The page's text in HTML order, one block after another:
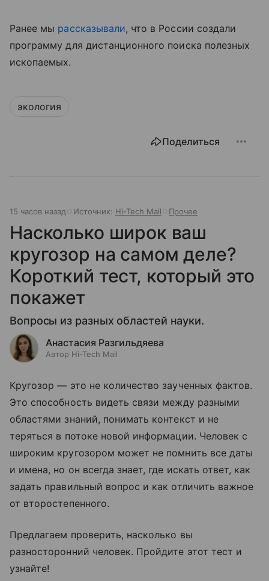
Ранее мы рассказывали, что в России создали
программу для дистанционного поиска полезных
ископаемых.
экология
Поделиться
15 часов назад Источник: Hi-Tech Mail Прочее
Насколько широк ваш
кругозор на самом деле?
Короткий тест, который это
покажет
Вопросы из разных областей науки.
Анастасия Разгильдяева
Автор Hi-Tech Mail
Кругозор — это не количество заученных фактов.
Это способность видеть связи между разными
областями знаний, понимать контекст и не
теряться в потоке новой информации. Человек с
широким кругозором может не помнить все даты
и имена, но он всегда знает, где искать ответ, как
задать правильный вопрос и как отличить важное
от второстепенного.
Предлагаем проверить, насколько вы
разносторонний человек. Пройдите этот тест и
узнайте!